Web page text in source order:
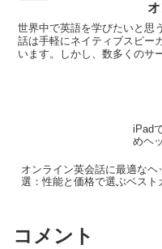
世界中で英語を学びたいと思
話は手軽にネイティブスピー
います。しかし、数多くのサ
iPad
めヘ
オンライン英会話に最適なヘ
選：性能と価格で選ぶベスト
コメント